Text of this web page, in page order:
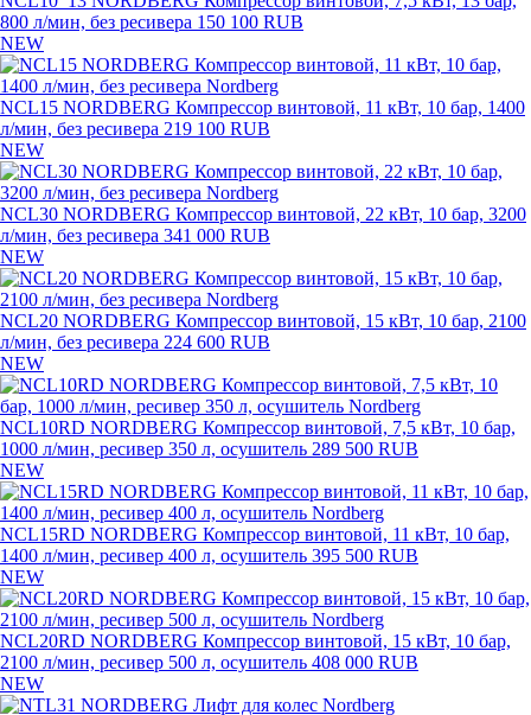
800 л/мин, без ресивера 150 100 RUB
NEW
NCL15 NORDBERG Компрессор винтовой, 11 кВт, 10 бар, 1400
л/мин, без ресивера 219 100 RUB
NEW
NCL30 NORDBERG Компрессор винтовой, 22 кВт, 10 бар, 3200
л/мин, без ресивера 341 000 RUB
NEW
NCL20 NORDBERG Компрессор винтовой, 15 кВт, 10 бар, 2100
л/мин, без ресивера 224 600 RUB
NEW
NCL10RD NORDBERG Компрессор винтовой, 7,5 кВт, 10 бар,
1000 л/мин, ресивер 350 л, осушитель 289 500 RUB
NEW
NCL15RD NORDBERG Компрессор винтовой, 11 кВт, 10 бар,
1400 л/мин, ресивер 400 л, осушитель 395 500 RUB
NEW
NCL20RD NORDBERG Компрессор винтовой, 15 кВт, 10 бар,
2100 л/мин, ресивер 500 л, осушитель 408 000 RUB
NEW